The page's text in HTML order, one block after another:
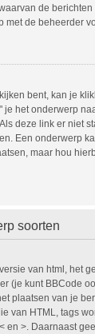
de
met de beheerder
bent, kan je
het onderwerp
deze link er niet
Een onderwerp
maar hou
soorten
van html, het
(je kunt BBCode
plaatsen van je
van HTML, tags
en >. Daarnaast